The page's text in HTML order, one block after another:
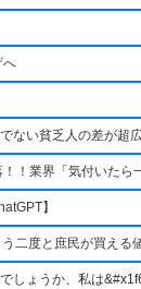
へ
ない貧乏人の差が超
！業界「気付いたら
】
二度と庶民が買え
しょうか、私は